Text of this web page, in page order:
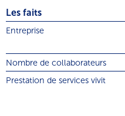
Les faits
Entreprise
Nombre de collaborateurs
Prestation de services vivit